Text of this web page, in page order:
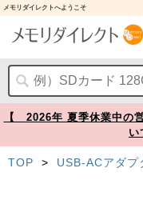
メモリダイレクトへようこそ
USB-ACアダプタ USB Type-C 1ポート 5V/3A出
【 2026年 夏季休業中の
い
TOP > USB-ACアダプ